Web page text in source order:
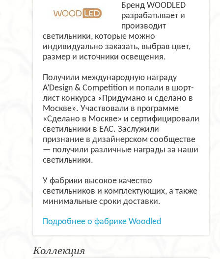
Бренд WOODLED
разрабатывает и
производит
светильники, которые можно
индивидуально заказать, выбрав цвет,
размер и источники освещения.
Получили международную награду
A’Design & Competition и попали в шорт-
лист конкурса «Придумано и сделано в
Москве». Участвовали в программе
«Сделано в Москве» и сертифицировали
светильники в ЕАС. Заслужили
признание в дизайнерском сообществе
— получили различные награды за наши
светильники.
У фабрики высокое качество
светильников и комплектующих, а также
минимальные сроки доставки.
Подробнее о фабрике Woodled
Коллекция